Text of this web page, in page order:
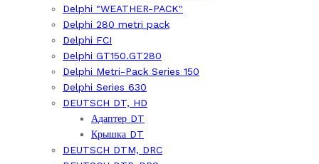
Delphi "WEATHER-PACK"
Delphi 280 metri pack
Delphi FCI
Delphi GT150.GT280
Delphi Metri-Pack Series 150
Delphi Series 630
DEUTSCH DT, HD
Адаптер DT
Крышка DT
DEUTSCH DTM, DRC